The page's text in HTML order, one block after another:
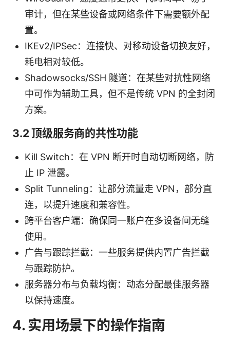
审计，但在某些设备或网络条件下需要额外配
置。
IKEv2/IPSec：连接快、对移动设备切换友好，
耗电相对较低。
Shadowsocks/SSH 隧道：在某些对抗性网络
中可作为辅助工具，但不是传统 VPN 的全封闭
方案。
3.2 顶级服务商的共性功能
Kill Switch：在 VPN 断开时自动切断网络，防
止 IP 泄露。
Split Tunneling：让部分流量走 VPN，部分直
连，以提升速度和兼容性。
跨平台客户端：确保同一账户在多设备间无缝
使用。
广告与跟踪拦截：一些服务提供内置广告拦截
与跟踪防护。
服务器分布与负载均衡：动态分配最佳服务器
以保持速度。
4. 实用场景下的操作指南